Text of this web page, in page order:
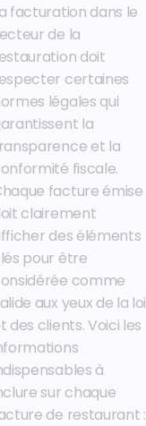
facturation dans le
de la
doit
certaines
légales qui
la
et la
fiscale.
facture émise
clairement
des éléments
pour être
comme
aux yeux de la loi
des clients. Voici les
à
sur chaque
de restaurant :